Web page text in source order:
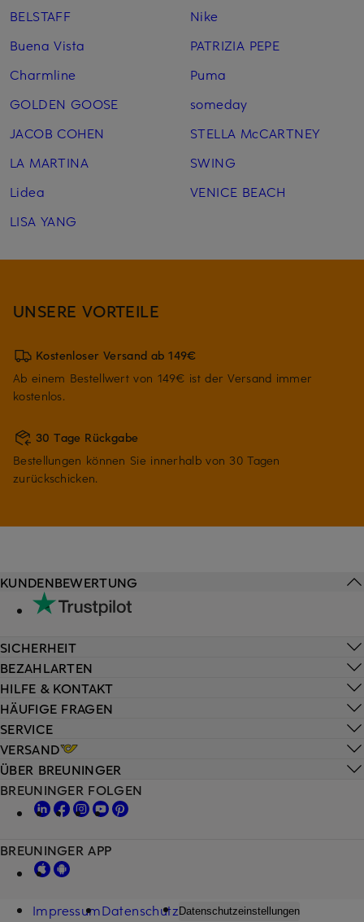
BELSTAFF
Buena Vista
Charmline
GOLDEN GOOSE
JACOB COHEN
LA MARTINA
Lidea
LISA YANG
Nike
PATRIZIA PEPE
Puma
someday
STELLA McCARTNEY
SWING
VENICE BEACH
UNSERE VORTEILE
Kostenloser Versand ab 149€
Ab einem Bestellwert von 149€ ist der Versand immer
kostenlos.
30 Tage Rückgabe
Bestellungen können Sie innerhalb von 30 Tagen
zurückschicken.
HILFE & KONTAKT
HÄUFIGE FRAGEN
SERVICE
VERSAND
KUNDENBEWERTUNG
SICHERHEIT
BEZAHLARTEN
ÜBER BREUNINGER
BREUNINGER FOLGEN
BREUNINGER APP
ImpressumDatenschutz Datenschutzeinstellungen